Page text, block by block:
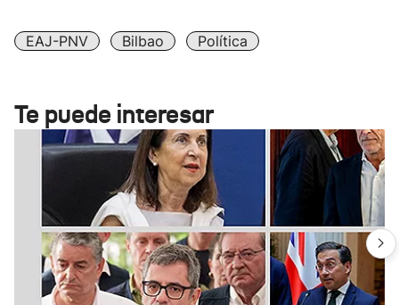
EAJ-PNV Bilbao Política
Te puede interesar